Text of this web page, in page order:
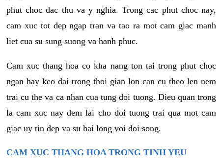
phut choc dac thu va y nghia. Trong cac phut choc nay,
cam xuc tot dep ngap tran va tao ra mot cam giac manh
liet cua su sung suong va hanh phuc.
Cam xuc thang hoa co kha nang ton tai trong phut choc
ngan hay keo dai trong thoi gian lon can cu theo len nem
trai cu the va ca nhan cua tung doi tuong. Dieu quan trong
la cam xuc nay dem lai cho doi tuong trai qua mot cam
giac uy tin dep va su hai long voi doi song.
CAM XUC THANG HOA TRONG TINH YEU